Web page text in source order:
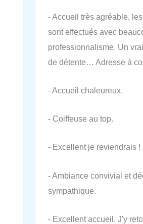
- Accueil très agréable,
sont effectués avec
professionnalisme. Un
de détente… Adresse à
- Accueil chaleureux.
- Coiffeuse au top.
- Excellent je reviendrais !
- Ambiance convivial et
sympathique.
- Excellent accueil. J'y